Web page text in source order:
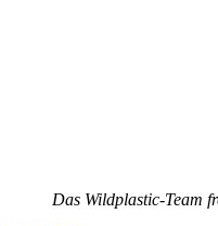
Das Wildplastic-Team